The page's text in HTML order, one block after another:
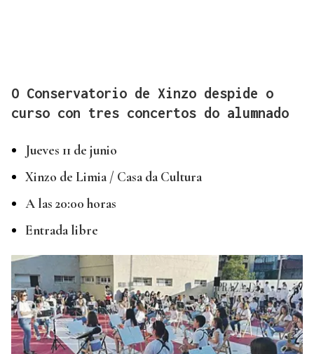
O Conservatorio de Xinzo despide o
curso con tres concertos do alumnado
Jueves 11 de junio
Xinzo de Limia / Casa da Cultura
A las 20:00 horas
Entrada libre